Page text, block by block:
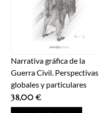
Narrativa gráfica de la
Guerra Civil. Perspectivas
globales y particulares
38,00€